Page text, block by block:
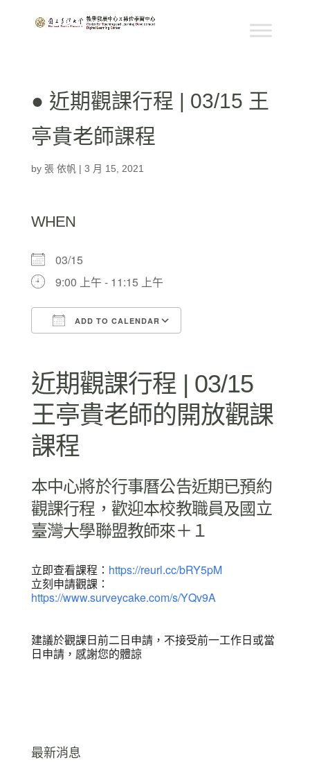
● 近期觀課行程 | 03/15 王
亭貴老師課程
by 張 依帆 | 3 月 15, 2021
WHEN
03/15
9:00 上午 - 11:15 上午
ADD TO CALENDAR
近期觀課行程 | 03/15
王亭貴老師的開放觀課
課程
本中心將於行事曆公告近期已預約
觀課行程，歡迎本校教職員及國立
臺灣大學聯盟教師來＋１
立即查看課程： https://reurl.cc/bRY5pM
立刻申請觀課：
https://www.surveycake.com/s/YQv9A
建議於觀課日前二日申請，不接受前一工作日或當
日申請，感謝您的體諒
最新消息